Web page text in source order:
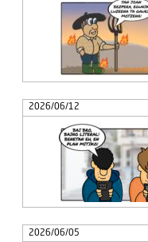
2026/06/12
2026/06/05